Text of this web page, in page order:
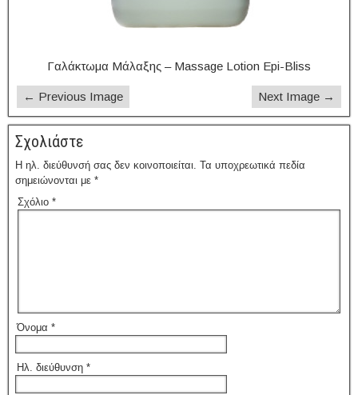
Γαλάκτωμα Μάλαξης – Massage Lotion Epi-Bliss
← Previous Image Next Image →
Σχολιάστε
Η ηλ. διεύθυνσή σας δεν κοινοποιείται. Τα υποχρεωτικά πεδία
σημειώνονται με *
Σχόλιο *
Όνομα *
Ηλ. διεύθυνση *